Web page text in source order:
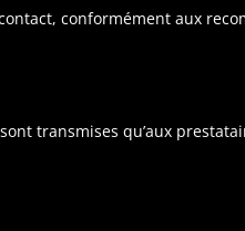
conformément aux
transmises qu’aux